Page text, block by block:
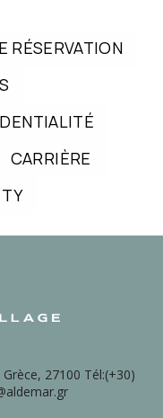
RÉSERVATION
CARRIÈRE
27100 Tél:(+30)